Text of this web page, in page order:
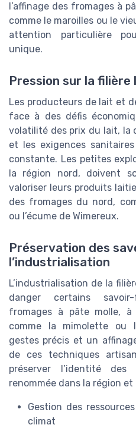
l’affinage des fromages à
comme le maroilles ou le
attention particulière
unique.
Pression sur la filière
Les producteurs de lait et
face à des défis
volatilité des prix du lait, la
et les exigences
constante. Les petites
la région nord, doivent
valoriser leurs produits
des fromages du nord,
ou l’écume de Wimereux.
Préservation des
l’industrialisation
L’industrialisation de la
danger certains
fromages à pâte molle, à
comme la mimolette ou
gestes précis et un
de ces techniques
préserver l’identité
renommée dans la région et
Gestion des
climat